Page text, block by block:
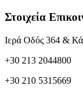
Στοιχεία
Ιερά Οδός 364 &
+30 213 2044800
+30 210 5315669